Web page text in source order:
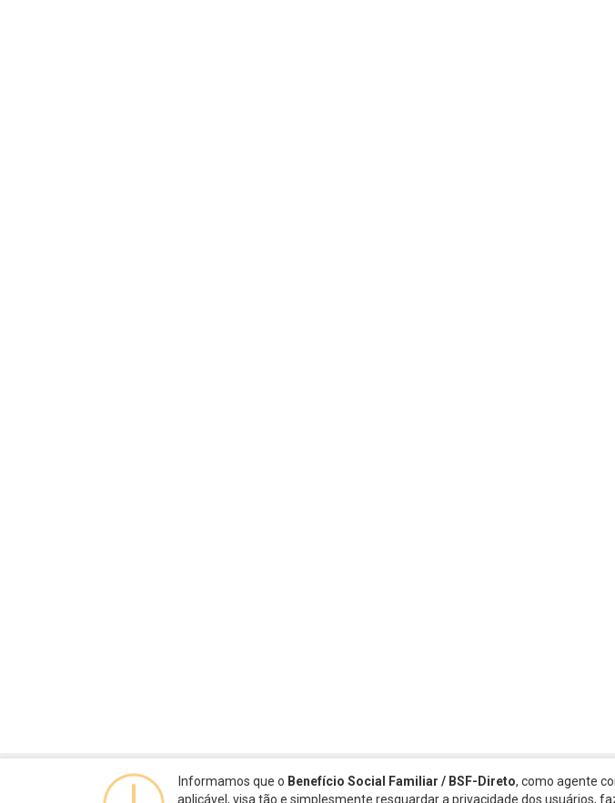
Informamos que o Benefício Social Familiar / BSF-Direto, como agente
aplicável, visa tão e simplesmente resguardar a privacidade dos usuários,